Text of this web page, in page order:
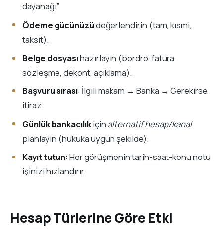
dayanağı”.
Ödeme gücünüzüdeğerlendirin (tam, kısmi,
taksit).
Belge dosyasıhazırlayın (bordro, fatura,
sözleşme, dekont, açıklama).
Başvuru sırası: İlgili makam → Banka → Gerekirse
itiraz.
Günlük bankacılıkiçin alternatif hesap/kanal
planlayın (hukuka uygun şekilde).
Kayıt tutun: Her görüşmenin tarih-saat-konu notu
işinizi hızlandırır.
Hesap Türlerine Göre Etki